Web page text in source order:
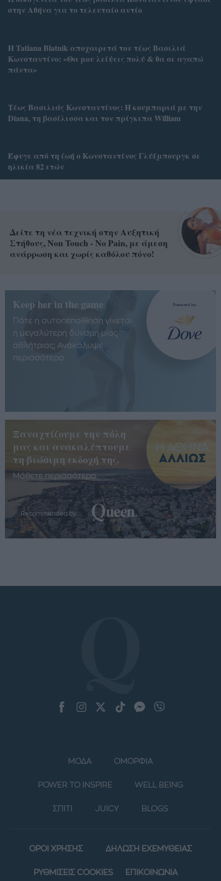
στην Αθήνα για το τελευταίο αντίο
H Tatiana Blatnik αποχαιρετά τον τέως Βασιλιά
Κωνσταντίνο: «Θα μου λείψεις πολύ & θα σε αγαπώ
πάντα»
Τέως Βασιλιάς Κωνσταντίνος: Η κουμπαριά με την
Diana, τη βασίλισσα και τον πρίγκιπα William
Έφυγε από τη ζωή ο Κωνσταντίνος Γλύξμπουργκ σε
ηλικία 82 ετών
Δείτε τη νέα τεχνική στην Αυξητική
Στήθους, Non Touch - No Pain, με άμεση
ανάρρωση και χωρίς καθόλου πόνο!
Keep her in the game
Πότε η αυτοπεποίθηση γίνεται
η μεγαλύτερη δύναμη μίας
αθλήτριας; Ανακάλυψε
περισσότερα
Ξαναχτίζουμε την πόλη
μας και ανακαλύπτουμε
τη βιώσιμη εκδοχή της.
Μάθετε περισσότερα
Recommended by
ΜΟΔΑ ΟΜΟΡΦΙΑ
POWER TO INSPIRE WELL BEING
ΣΠΙΤΙ JUICY BLOGS
ΟΡΟΙ ΧΡΗΣΗΣ ΔΗΛΩΣΗ ΕΧΕΜΥΘΕΙΑΣ
ΡΥΘΜΙΣΕΙΣ COOKIES ΕΠΙΚΟΙΝΩΝΙΑ